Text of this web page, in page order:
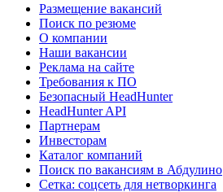
Размещение вакансий
Поиск по резюме
О компании
Наши вакансии
Реклама на сайте
Требования к ПО
Безопасный HeadHunter
HeadHunter API
Партнерам
Инвесторам
Каталог компаний
Поиск по вакансиям в Абдулино
Сетка: соцсеть для нетворкинга